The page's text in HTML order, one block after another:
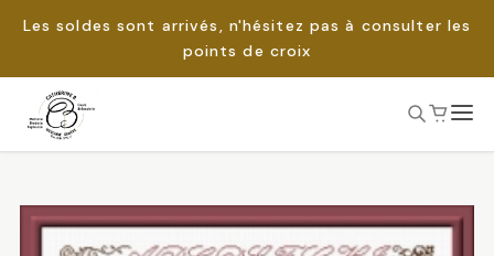
Les soldes sont arrivés, n'hésitez pas à consulter les
points de croix
Passer